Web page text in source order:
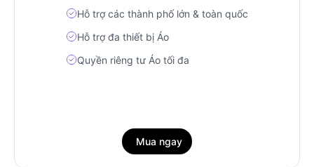
Hỗ trợ các thành phố lớn & toàn quốc
Hỗ trợ đa thiết bị Áo
Quyền riêng tư Áo tối đa
Mua ngay